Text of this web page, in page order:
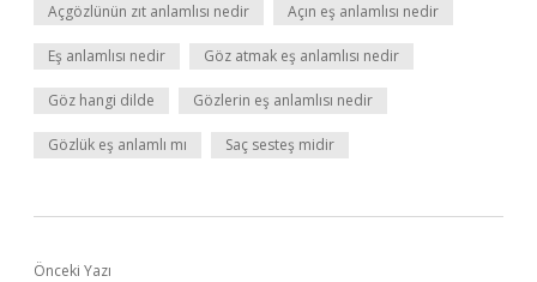
Açgözlünün zıt anlamlısı nedir Açın eş anlamlısı nedir
Eş anlamlısı nedir Göz atmak eş anlamlısı nedir
Göz hangi dilde Gözlerin eş anlamlısı nedir
Gözlük eş anlamlı mı Saç sesteş midir
Önceki Yazı